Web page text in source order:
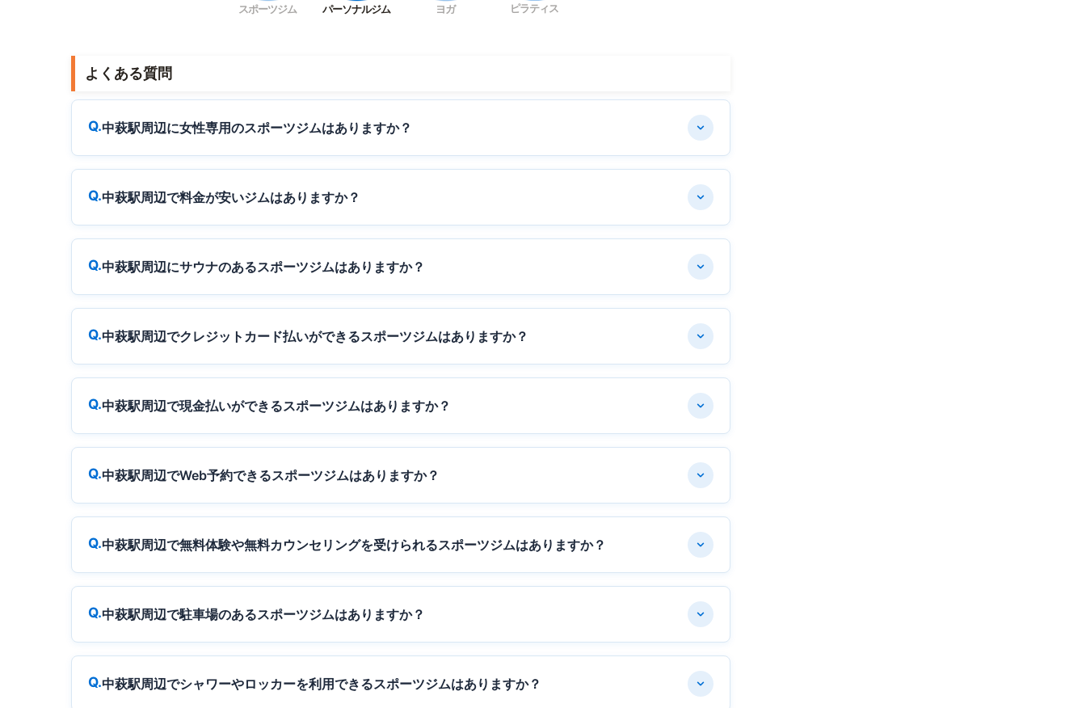
スポーツジム パーソナルジム ヨガ ピラティス
よくある質問
中萩駅周辺に女性専用のスポーツジムはありますか？
中萩駅周辺で料金が安いジムはありますか？
中萩駅周辺にサウナのあるスポーツジムはありますか？
中萩駅周辺でクレジットカード払いができるスポーツジムはありますか？
中萩駅周辺で現金払いができるスポーツジムはありますか？
中萩駅周辺でWeb予約できるスポーツジムはありますか？
中萩駅周辺で無料体験や無料カウンセリングを受けられるスポーツジムはありますか？
中萩駅周辺で駐車場のあるスポーツジムはありますか？
中萩駅周辺でシャワーやロッカーを利用できるスポーツジムはありますか？